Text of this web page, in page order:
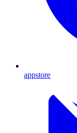
appstore